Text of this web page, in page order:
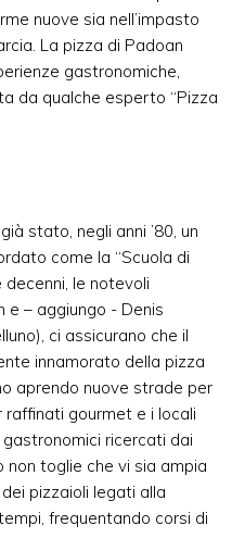
nuove sia nell’impasto
La pizza di Padoan
gastronomiche,
da qualche esperto “Pizza
stato, negli anni ’80, un
come la “Scuola di
decenni, le notevoli
e – aggiungo - Denis
ci assicurano che il
innamorato della pizza
aprendo nuove strade per
gourmet e i locali
ricercati dai
non toglie che vi sia ampia
pizzaioli legati alla
frequentando corsi di